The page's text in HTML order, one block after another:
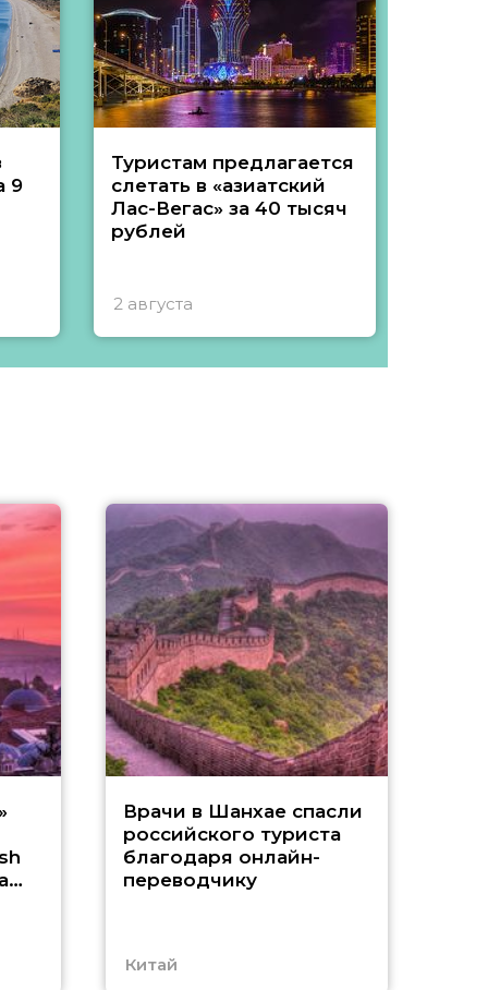
9
Туристам предлагается
слетать в «азиатский
Лас-Вегас» за 40 тысяч
рублей
2 августа
Врачи в Шанхае спасли
российского туриста
благодаря онлайн-
переводчику
Китай